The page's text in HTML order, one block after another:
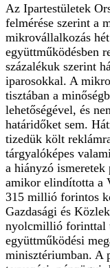
Az Ipartestületek
felmérése szerint a
mikrovállalkozás
együttműködésben
százalékuk szerint
iparosokkal. A
tisztában a
lehetőségével, és
határidőket sem.
tizedük költ
tárgyalóképes
a hiányzó ismeretek
amikor elindította a
315 millió forintos
Gazdasági és
nyolcmillió forinttal
együttműködési
minisztériumban. A